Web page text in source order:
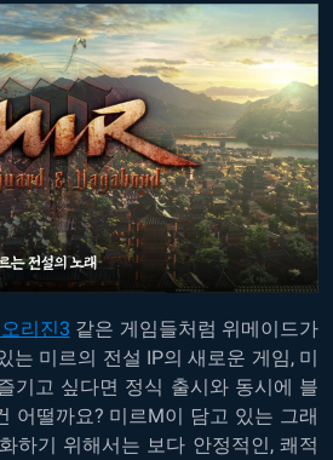
리진3 같은 게임들처럼 위메이드가
는 미르의 전설 IP의 새로운 게임, 미
기고 싶다면 정식 출시와 동시에 블
어떨까요? 미르M이 담고 있는 그래
하기 위해서는 보다 안정적인, 쾌적